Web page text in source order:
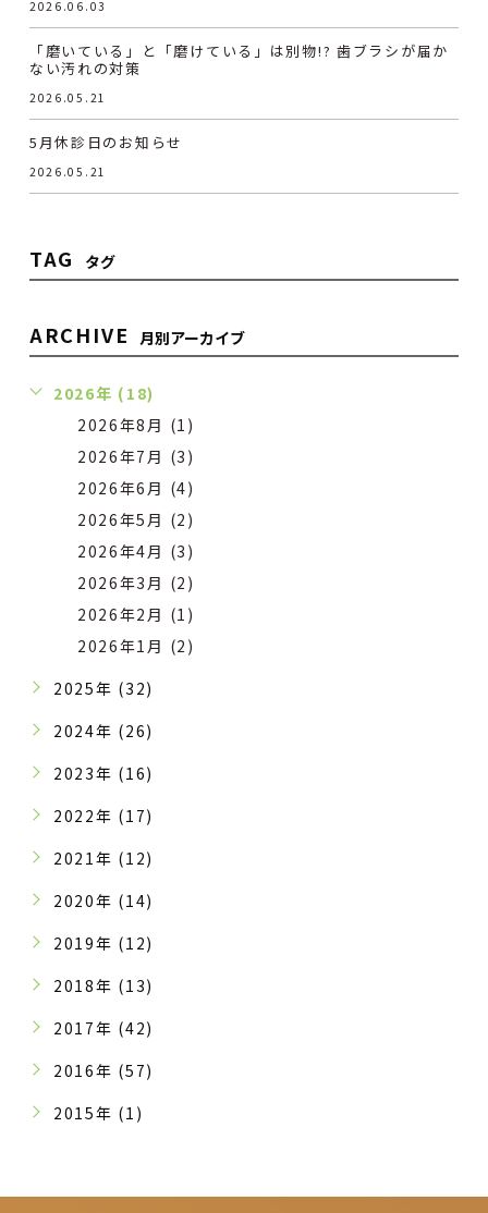
2026.06.03
「磨いている」と「磨けている」は別物!? 歯ブラシが届か
ない汚れの対策
2026.05.21
5月休診日のお知らせ
2026.05.21
TAG タグ
ARCHIVE 月別アーカイブ
2026年 (18)
2026年8月 (1)
2026年7月 (3)
2026年6月 (4)
2026年5月 (2)
2026年4月 (3)
2026年3月 (2)
2026年2月 (1)
2026年1月 (2)
2025年 (32)
2024年 (26)
2023年 (16)
2022年 (17)
2021年 (12)
2020年 (14)
2019年 (12)
2018年 (13)
2017年 (42)
2016年 (57)
2015年 (1)